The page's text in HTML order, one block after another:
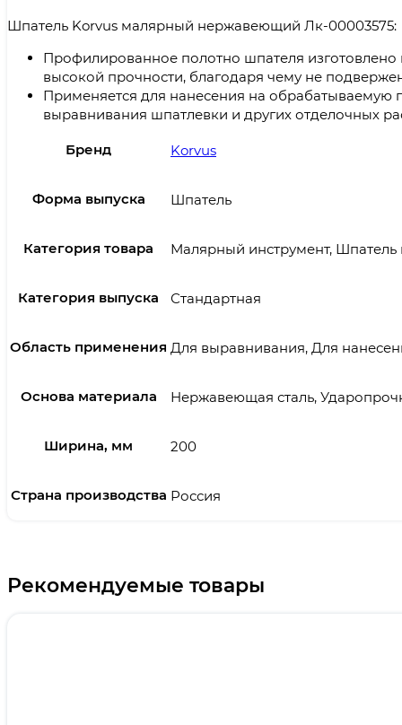
Шпатель Korvus малярный нержавеющий Лк-00003575:
Профилированное полотно шпателя
высокой прочности, благодаря чему не
Применяется для нанесения на обрабатываемую
выравнивания шпатлевки и других отделочных
Бренд Korvus
Форма выпуска Шпатель
Категория товара Малярный инструмент,
Категория выпуска Стандартная
Область применения Для выравнивания, Для
Основа материала Нержавеющая сталь,
Ширина, мм 200
Страна производства Россия
Рекомендуемые товары